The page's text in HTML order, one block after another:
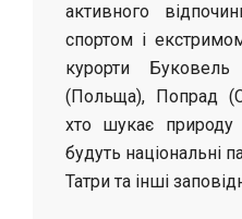
активного
спортом і
курорти Буковель
(Польща), Попрад
хто шукає природу
будуть національні
Татри та інші